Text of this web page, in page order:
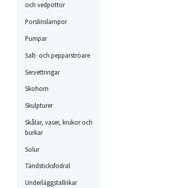
och vedpottor
Porslinslampor
Pumpar
Salt- och pepparströare
Servettringar
Skohorn
Skulpturer
Skålar, vaser, krukor och
burkar
Solur
Tändsticksfodral
Underläggstallrikar